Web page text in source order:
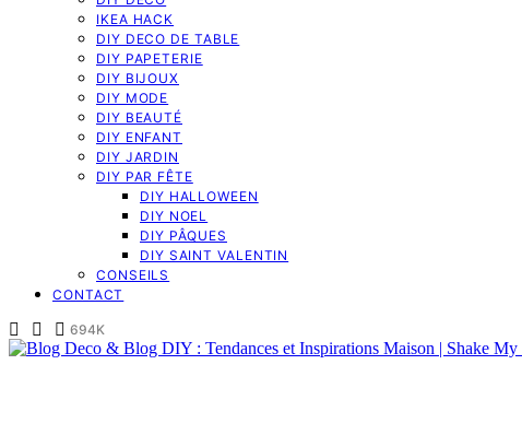
IKEA HACK
DIY DECO DE TABLE
DIY PAPETERIE
DIY BIJOUX
DIY MODE
DIY BEAUTÉ
DIY ENFANT
DIY JARDIN
DIY PAR FÊTE
DIY HALLOWEEN
DIY NOEL
DIY PÂQUES
DIY SAINT VALENTIN
CONSEILS
CONTACT
694K